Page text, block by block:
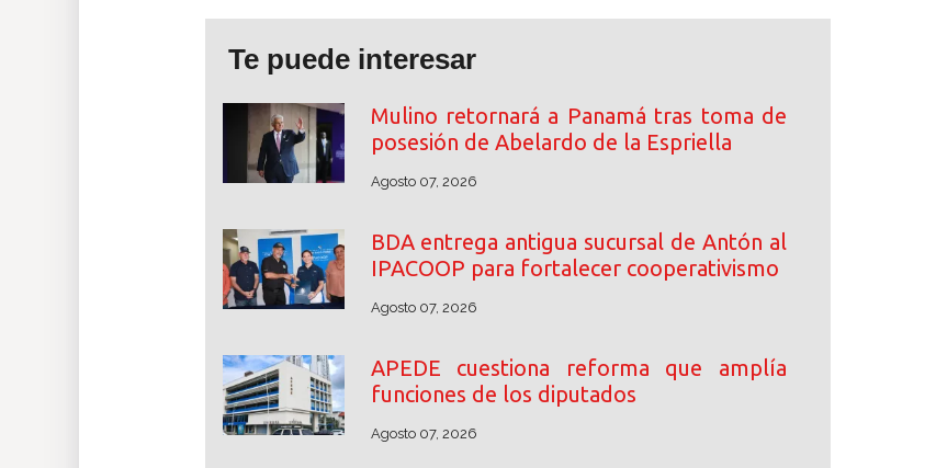
Te puede interesar
Mulino retornará a Panamá tras toma de
posesión de Abelardo de la Espriella
Agosto 07, 2026
BDA entrega antigua sucursal de Antón al
IPACOOP para fortalecer cooperativismo
Agosto 07, 2026
APEDE cuestiona reforma que amplía
funciones de los diputados
Agosto 07, 2026